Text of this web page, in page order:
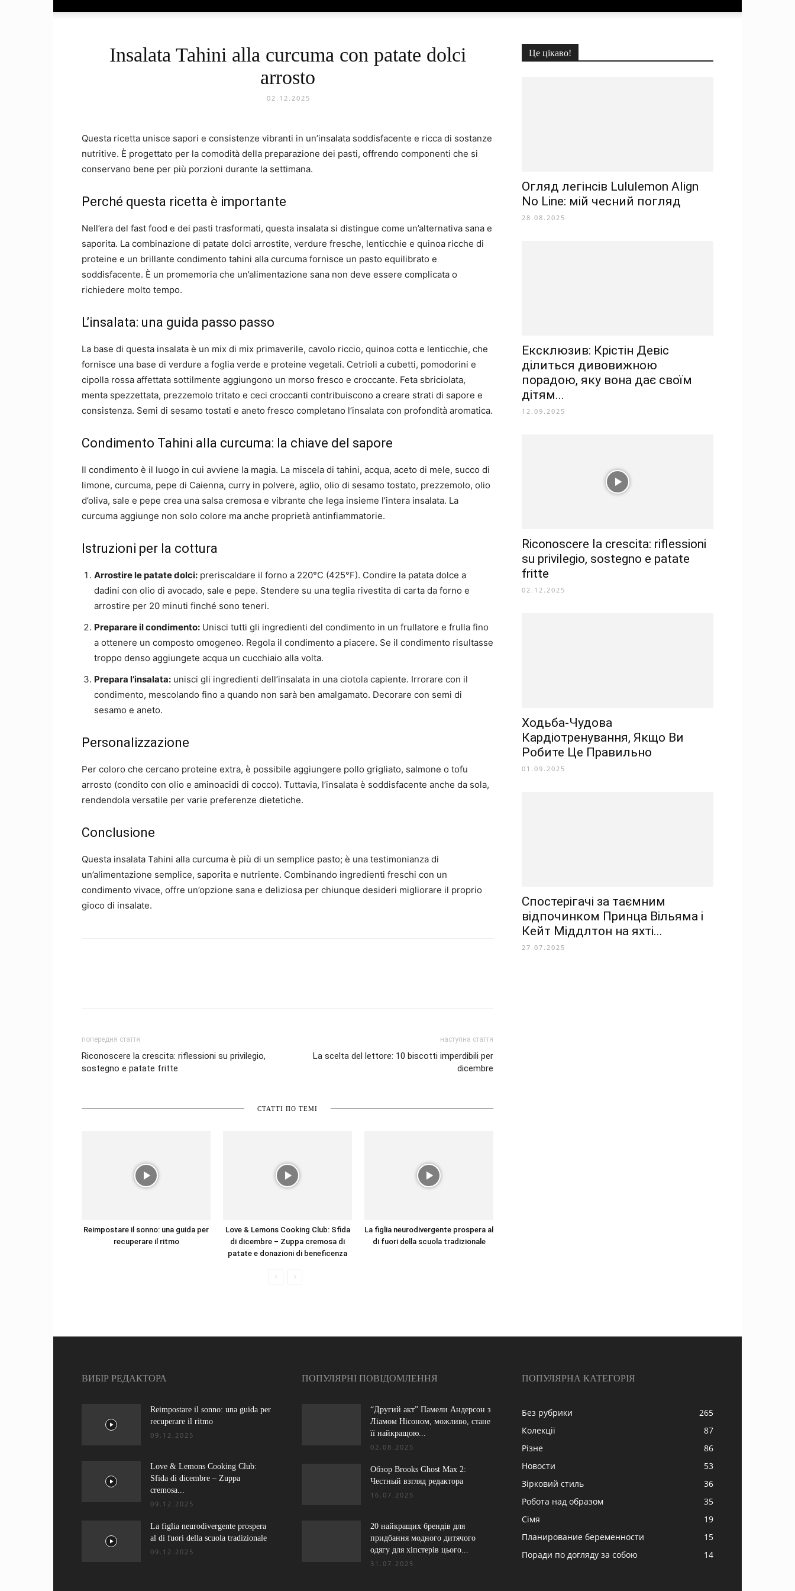
Insalata Tahini alla curcuma con patate dolci
arrosto
02.12.2025
Questa ricetta unisce sapori e consistenze vibranti in un’insalata soddisfacente e ricca di sostanze
nutritive. È progettato per la comodità della preparazione dei pasti, offrendo componenti che si
conservano bene per più porzioni durante la settimana.
Perché questa ricetta è importante
Nell’era del fast food e dei pasti trasformati, questa insalata si distingue come un’alternativa sana e
saporita. La combinazione di patate dolci arrostite, verdure fresche, lenticchie e quinoa ricche di
proteine ​​e un brillante condimento tahini alla curcuma fornisce un pasto equilibrato e
soddisfacente. È un promemoria che un’alimentazione sana non deve essere complicata o
richiedere molto tempo.
L’insalata: una guida passo passo
La base di questa insalata è un mix di mix primaverile, cavolo riccio, quinoa cotta e lenticchie, che
fornisce una base di verdure a foglia verde e proteine vegetali. Cetrioli a cubetti, pomodorini e
cipolla rossa affettata sottilmente aggiungono un morso fresco e croccante. Feta sbriciolata,
menta spezzettata, prezzemolo tritato e ceci croccanti contribuiscono a creare strati di sapore e
consistenza. Semi di sesamo tostati e aneto fresco completano l’insalata con profondità aromatica.
Condimento Tahini alla curcuma: la chiave del sapore
Il condimento è il luogo in cui avviene la magia. La miscela di tahini, acqua, aceto di mele, succo di
limone, curcuma, pepe di Caienna, curry in polvere, aglio, olio di sesamo tostato, prezzemolo, olio
d’oliva, sale e pepe crea una salsa cremosa e vibrante che lega insieme l’intera insalata. La
curcuma aggiunge non solo colore ma anche proprietà antinfiammatorie.
Istruzioni per la cottura
Arrostire le patate dolci: preriscaldare il forno a 220°C (425°F). Condire la patata dolce a
dadini con olio di avocado, sale e pepe. Stendere su una teglia rivestita di carta da forno e
arrostire per 20 minuti finché sono teneri.
Preparare il condimento: Unisci tutti gli ingredienti del condimento in un frullatore e frulla fino
a ottenere un composto omogeneo. Regola il condimento a piacere. Se il condimento risultasse
troppo denso aggiungete acqua un cucchiaio alla volta.
Prepara l’insalata: unisci gli ingredienti dell’insalata in una ciotola capiente. Irrorare con il
condimento, mescolando fino a quando non sarà ben amalgamato. Decorare con semi di
sesamo e aneto.
Personalizzazione
Per coloro che cercano proteine extra, è possibile aggiungere pollo grigliato, salmone o tofu
arrosto (condito con olio e aminoacidi di cocco). Tuttavia, l’insalata è soddisfacente anche da sola,
rendendola versatile per varie preferenze dietetiche.
Conclusione
Questa insalata Tahini alla curcuma è più di un semplice pasto; è una testimonianza di
un’alimentazione semplice, saporita e nutriente. Combinando ingredienti freschi con un
condimento vivace, offre un’opzione sana e deliziosa per chiunque desideri migliorare il proprio
gioco di insalate.
попередня стаття
Riconoscere la crescita: riflessioni su privilegio,
sostegno e patate fritte
наступна стаття
La scelta del lettore: 10 biscotti imperdibili per
dicembre
СТАТТІ ПО ТЕМІ
Reimpostare il sonno: una guida per
recuperare il ritmo
Love & Lemons Cooking Club: Sfida
di dicembre – Zuppa cremosa di
patate e donazioni di beneficenza
La figlia neurodivergente prospera al
di fuori della scuola tradizionale
Це цікаво!
Огляд легінсів Lululemon Align
No Line: мій чесний погляд
28.08.2025
Ексклюзив: Крістін Девіс
ділиться дивовижною
порадою, яку вона дає своїм
дітям...
12.09.2025
Riconoscere la crescita: riflessioni
su privilegio, sostegno e patate
fritte
02.12.2025
Ходьба-Чудова
Кардіотренування, Якщо Ви
Робите Це Правильно
01.09.2025
Спостерігачі за таємним
відпочинком Принца Вільяма і
Кейт Міддлтон на яхті...
27.07.2025
ВИБІР РЕДАКТОРА
Reimpostare il sonno: una guida per
recuperare il ritmo
09.12.2025
Love & Lemons Cooking Club:
Sfida di dicembre – Zuppa
cremosa...
09.12.2025
La figlia neurodivergente prospera
al di fuori della scuola tradizionale
09.12.2025
ПОПУЛЯРНІ ПОВІДОМЛЕННЯ
“Другий акт” Памели Андерсон з
Ліамом Нісоном, можливо, стане
її найкращою...
02.08.2025
Обзор Brooks Ghost Max 2:
Честный взгляд редактора
16.07.2025
20 найкращих брендів для
придбання модного дитячого
одягу для хіпстерів цього...
31.07.2025
ПОПУЛЯРНА КАТЕГОРІЯ
Без рубрики
265
Колекції
87
Різне
86
Новости
53
Зірковий стиль
36
Робота над образом
35
Сімя
19
Планирование беременности
15
Поради по догляду за собою
14